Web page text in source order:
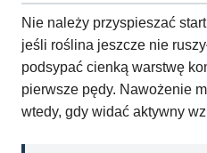
Nie należy przyspieszać
jeśli roślina jeszcze nie
podsypać cienką warstwę
pierwsze pędy. Nawożenie
wtedy, gdy widać aktywny